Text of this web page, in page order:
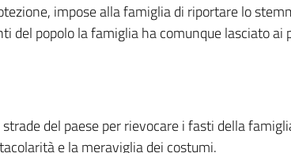
impose alla famiglia di riportare lo
popolo la famiglia ha comunque lasciato ai
del paese per rievocare i fasti della
e la meraviglia dei costumi.